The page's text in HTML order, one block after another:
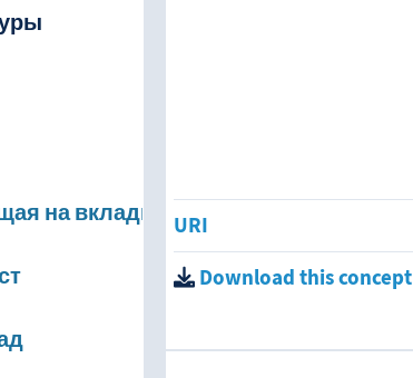
на вклады URI
Download this concept